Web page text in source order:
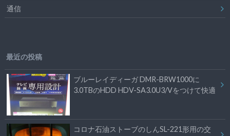
通信
最近の投稿
ブルーレイディーガ DMR-BRW1000に
3.0TBのHDD HDV-SA3.0U3/Vをつけて快適
コロナ石油ストーブのしんSL-221形用の交